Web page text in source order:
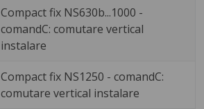
Compact fix NS630b...1000 -
comandC: comutare vertical
instalare
Compact fix NS1250 - comandC:
comutare vertical instalare